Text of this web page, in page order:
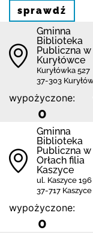
sprawdź
Gminna
Biblioteka
Publiczna w
Kuryłówce
Kuryłówka 527
37-303
wypożyczone:
0
Gminna
Biblioteka
Publiczna w
Orłach filia
Kaszyce
ul. Kaszyce 196
37-717 Kaszyce
wypożyczone:
0